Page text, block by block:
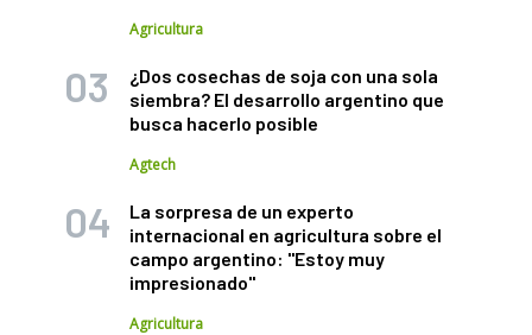
Agricultura
¿Dos cosechas de soja con una sola
siembra? El desarrollo argentino que
busca hacerlo posible
Agtech
La sorpresa de un experto
internacional en agricultura sobre el
campo argentino: "Estoy muy
impresionado"
Agricultura